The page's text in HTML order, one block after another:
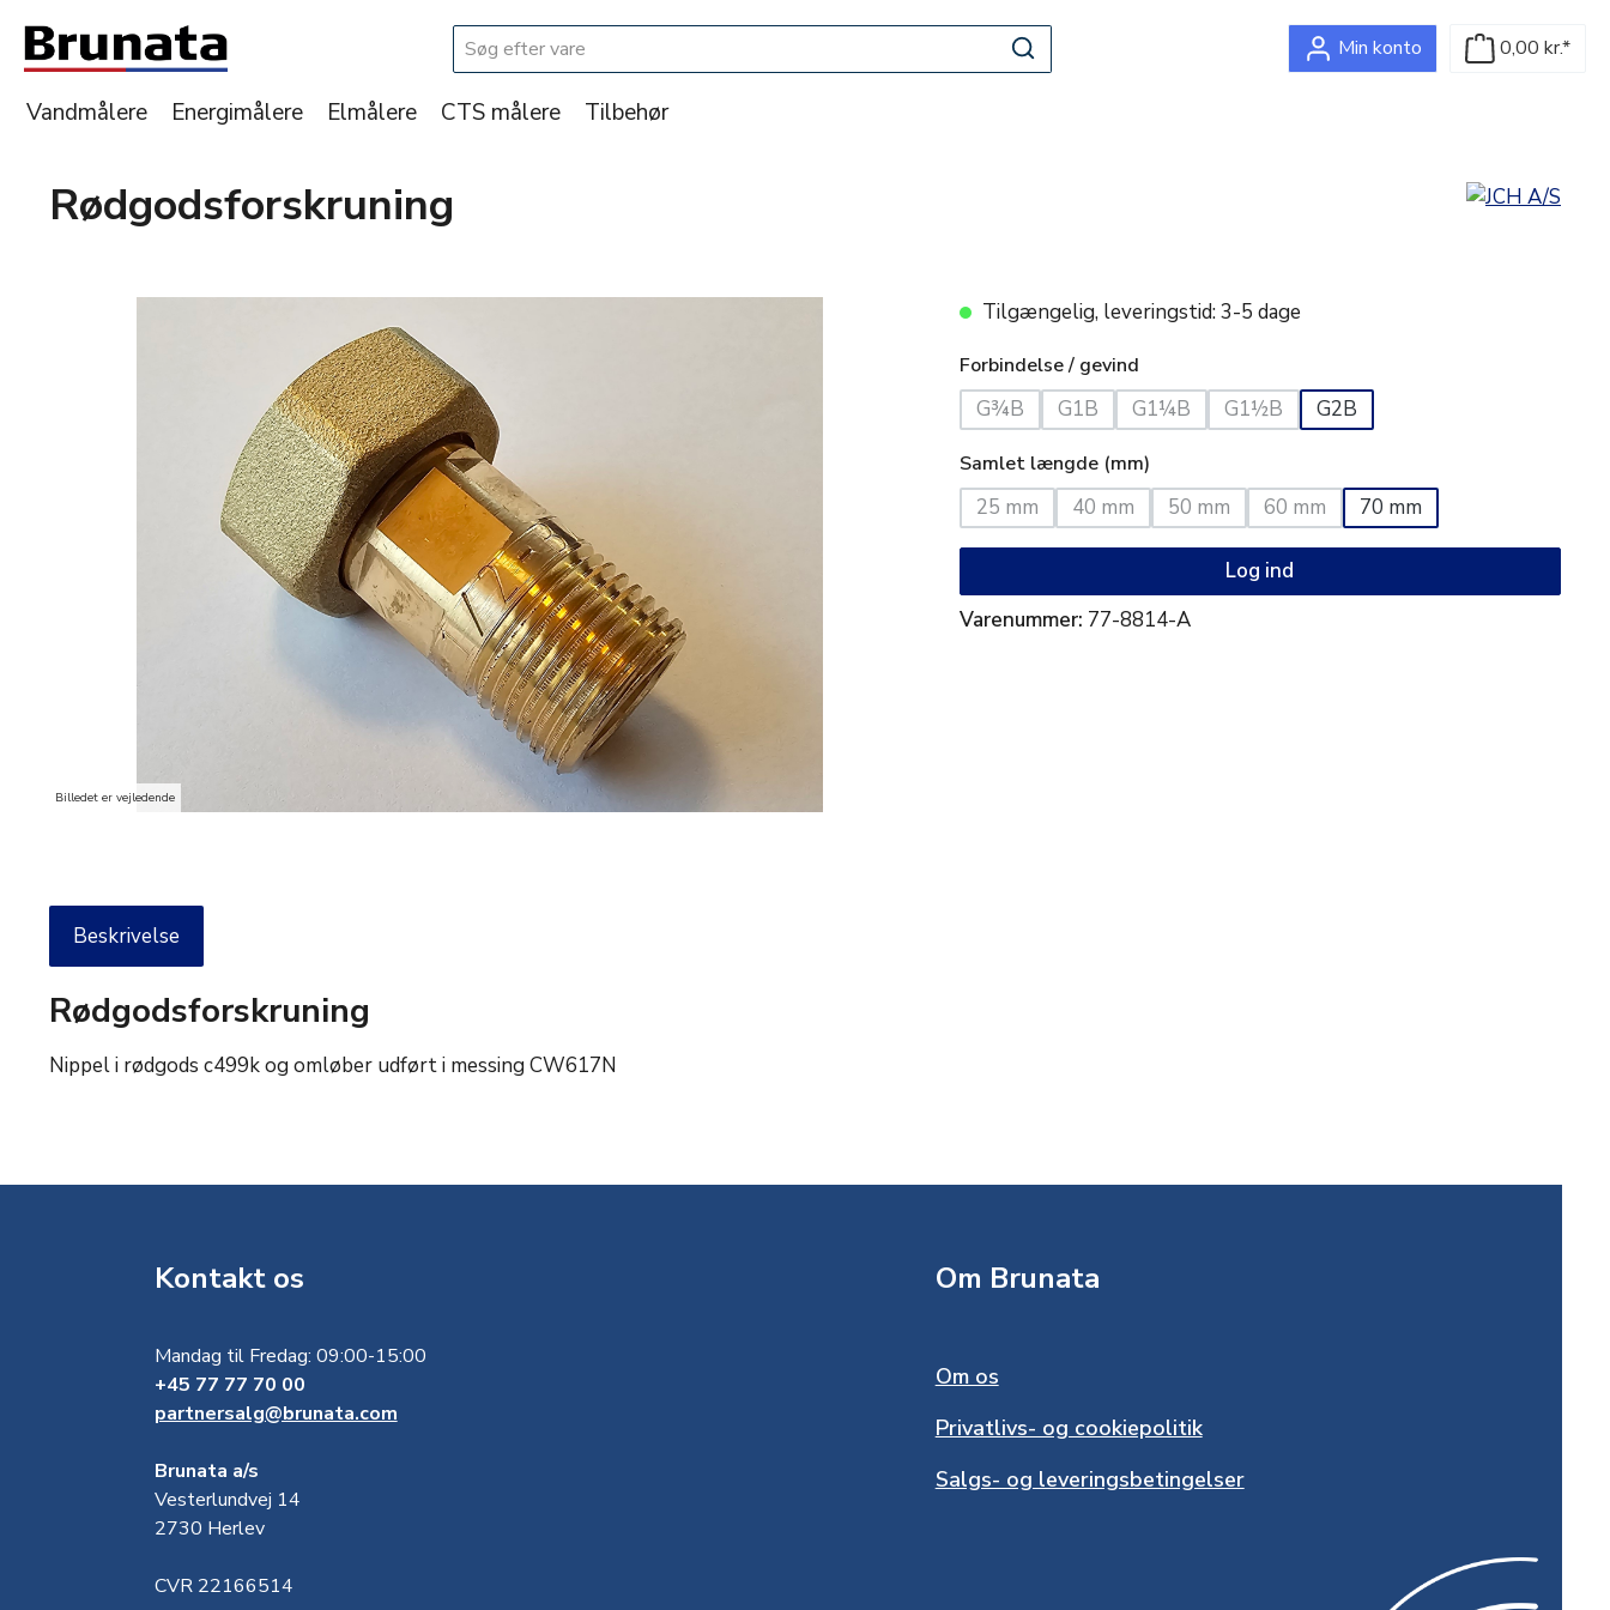
til hovedindhold
Spring til søgning
Gå til hovednavigation
Min konto 0,00 kr.*
Vandmålere Energimålere Elmålere CTS målere Tilbehør
Rødgodsforskruning
Billedet er vejledende
Tilgængelig, leveringstid: 3-5 dage
Forbindelse / gevind
G¾B
(Denne mulighed er i øjeblikket ikke tilgængelig.)
G1B
(Denne mulighed er i øjeblikket ikke tilgængelig.)
G1¼B
(Denne mulighed er i øjeblikket ikke tilgængelig.)
G1½B
(Denne mulighed er i øjeblikket ikke
G2B
Samlet længde (mm)
25 mm
(Denne mulighed er i øjeblikket ikke tilgængelig.)
40 mm
(Denne mulighed er i øjeblikket ikke tilgængelig.)
50 mm
(Denne mulighed er i øjeblikket ikke tilgængelig.)
60 mm
(Denne mulighed er i øjeblikket ikke
70 mm
Log ind
Varenummer: 77-8814-A
Beskrivelse
Rødgodsforskruning
Nippel i rødgods c499k og omløber udført i messing CW617N
Kontakt os
Mandag til Fredag: 09:00-15:00
+45 77 77 70 00
partnersalg@brunata.com
Brunata a/s
Vesterlundvej 14
2730 Herlev
CVR 22166514
Om Brunata
Om os
Privatlivs- og cookiepolitik
Salgs- og leveringsbetingelser